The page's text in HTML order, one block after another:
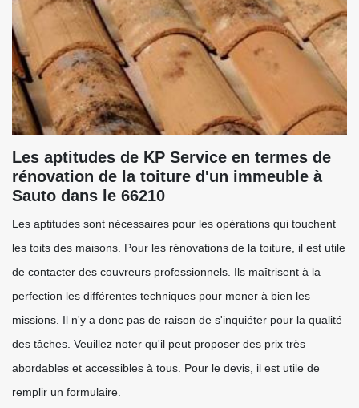
Les aptitudes de KP Service en termes de
rénovation de la toiture d'un immeuble à
Sauto dans le 66210
Les aptitudes sont nécessaires pour les opérations qui touchent
les toits des maisons. Pour les rénovations de la toiture, il est utile
de contacter des couvreurs professionnels. Ils maîtrisent à la
perfection les différentes techniques pour mener à bien les
missions. Il n'y a donc pas de raison de s'inquiéter pour la qualité
des tâches. Veuillez noter qu'il peut proposer des prix très
abordables et accessibles à tous. Pour le devis, il est utile de
remplir un formulaire.